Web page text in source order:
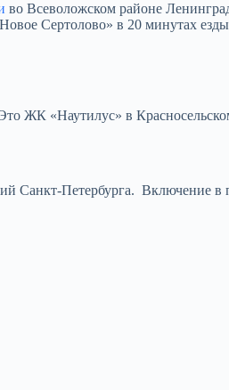
во Всеволожском районе
Сертолово» в 20 минутах
ЖК «Наутилус» в
Санкт-Петербурга. Включение